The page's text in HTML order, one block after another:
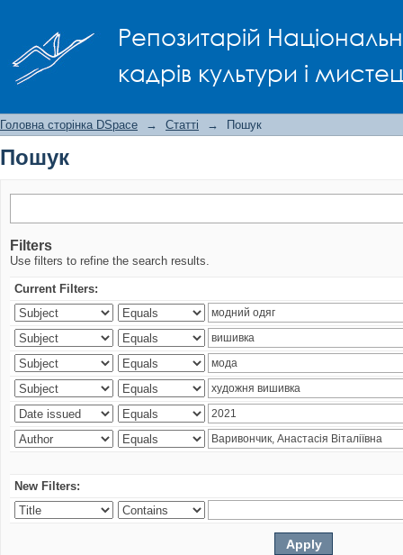
Репозитарій
кадрів культури і
Головна сторінка DSpace → Статті → Пошук
Пошук
Filters
Use filters to refine the search results.
Current Filters:
New Filters: